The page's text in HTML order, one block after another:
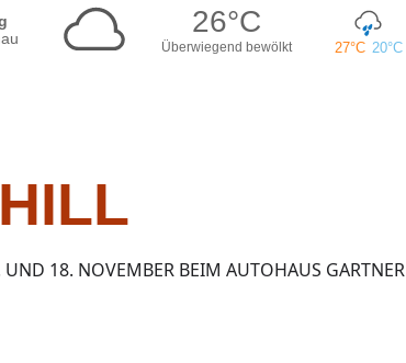
18. NOVEMBER BEIM AUTOHAUS GARTNER